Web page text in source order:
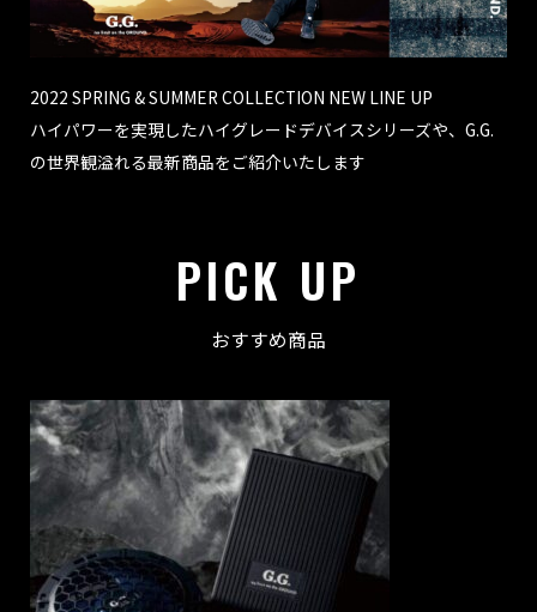
2022 SPRING & SUMMER COLLECTION NEW LINE UP
ハイパワーを実現したハイグレードデバイスシリーズや、G.G.
の世界観溢れる最新商品をご紹介いたします
PICK UP
おすすめ商品